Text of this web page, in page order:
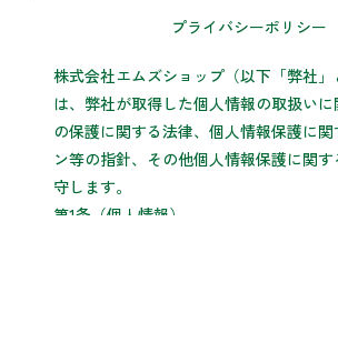
プライバシーポリシー
株式会社エムズショップ（以下「弊社」
は、弊社が取得した個人情報の取扱い
の保護に関する法律、個人情報保護に関
ン等の指針、その他個人情報保護に関
守します。
第1条（個人情報）